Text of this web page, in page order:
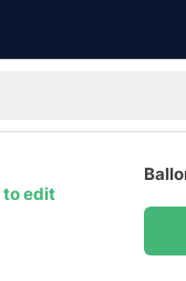
to edit